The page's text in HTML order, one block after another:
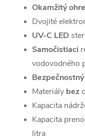
Okamžitý
Dvojité
UV-C LED
Samočistiaci
vodovodného
Bezpečnostný
Materiály bez
Kapacita
Kapacita
litra